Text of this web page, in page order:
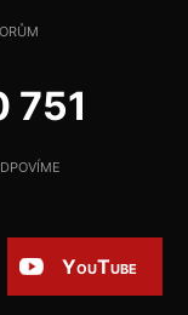
751
YouTube